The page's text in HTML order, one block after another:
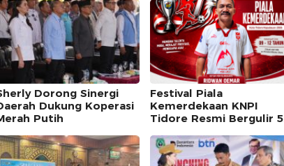
Dorong Sinergi
Dukung Koperasi
Putih
Festival Piala
Kemerdekaan KNPI
Tidore Resmi Bergulir 5
Maluku Utara